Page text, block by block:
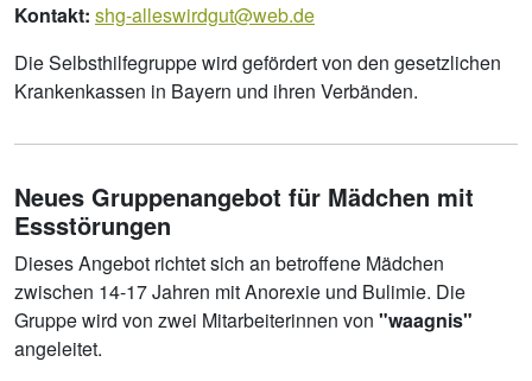
Kontakt: shg-alleswirdgut@web.de
Die Selbsthilfegruppe wird gefördert von den gesetzlichen
Krankenkassen in Bayern und ihren Verbänden.
Neues Gruppenangebot für Mädchen mit
Essstörungen
Dieses Angebot richtet sich an betroffene Mädchen
zwischen 14-17 Jahren mit Anorexie und Bulimie. Die
Gruppe wird von zwei Mitarbeiterinnen von "waagnis"
angeleitet.